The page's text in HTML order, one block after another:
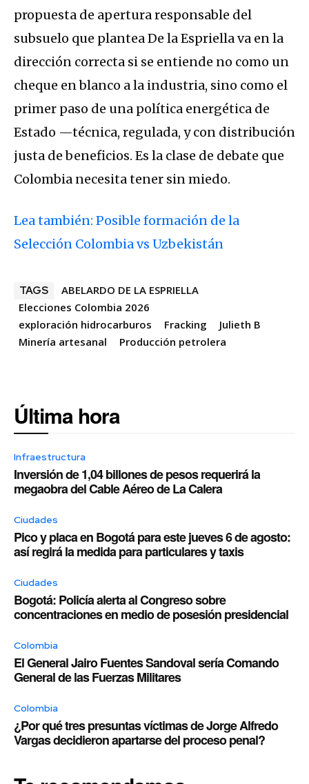
propuesta de apertura responsable del
subsuelo que plantea De la Espriella va en la
dirección correcta si se entiende no como un
cheque en blanco a la industria, sino como el
primer paso de una política energética de
Estado —técnica, regulada, y con distribución
justa de beneficios. Es la clase de debate que
Colombia necesita tener sin miedo.
Lea también: Posible formación de la
Selección Colombia vs Uzbekistán
TAGS
ABELARDO DE LA ESPRIELLA
Elecciones Colombia 2026
exploración hidrocarburos
Fracking
Julieth B
Minería artesanal
Producción petrolera
Última hora
Infraestructura
Inversión de 1,04 billones de pesos requerirá la
megaobra del Cable Aéreo de La Calera
Ciudades
Pico y placa en Bogotá para este jueves 6 de agosto:
así regirá la medida para particulares y taxis
Ciudades
Bogotá: Policía alerta al Congreso sobre
concentraciones en medio de posesión presidencial
Colombia
El General Jairo Fuentes Sandoval sería Comando
General de las Fuerzas Militares
Colombia
¿Por qué tres presuntas víctimas de Jorge Alfredo
Vargas decidieron apartarse del proceso penal?